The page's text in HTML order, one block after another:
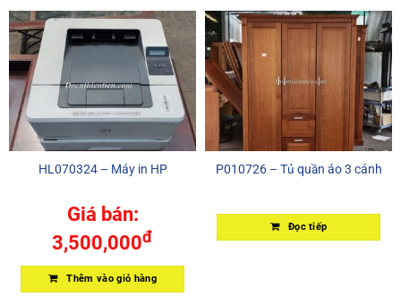
HL070324 – Máy in HP
Giá bán:
3,500,000đ
Thêm vào giỏ hàng
P010726 – Tủ quần áo 3 cánh
Đọc tiếp